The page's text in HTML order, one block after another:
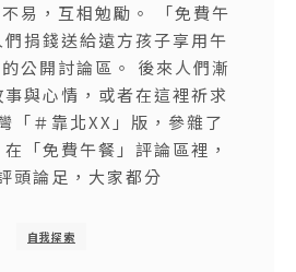
易，互相勉勵。 「免費午
捐錢送給遠方孩子享用午
公開討論區。 後來人們漸
與心情，或者在這裡祈求
「＃靠北XX」版，參雜了
「免費午餐」評論區裡，
頭論足，大家都分
自我探索